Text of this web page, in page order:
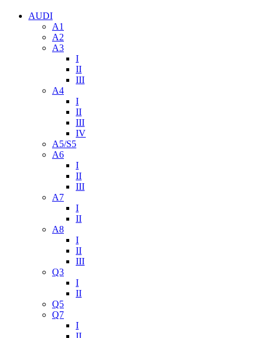
AUDI
A1
A2
A3
I
II
III
A4
I
II
III
IV
A5/S5
A6
I
II
III
A7
I
II
A8
I
II
III
Q3
I
II
Q5
Q7
I